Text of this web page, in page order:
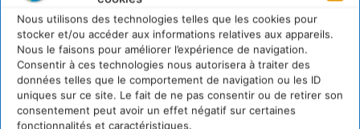
Nous utilisons des technologies telles que les cookies pour
stocker et/ou accéder aux informations relatives aux appareils.
Nous le faisons pour améliorer l’expérience de navigation.
Consentir à ces technologies nous autorisera à traiter des
données telles que le comportement de navigation ou les ID
uniques sur ce site. Le fait de ne pas consentir ou de retirer son
consentement peut avoir un effet négatif sur certaines
fonctionnalités et caractéristiques.